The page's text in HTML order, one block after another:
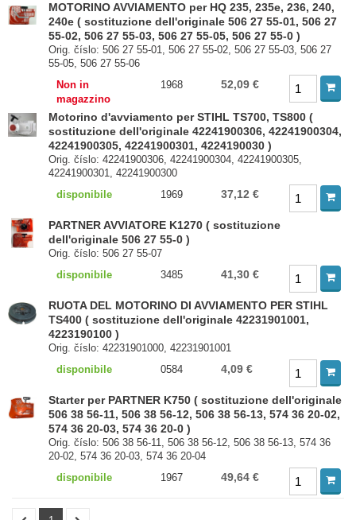
MOTORINO AVVIAMENTO per HQ 235, 235e, 236, 240,
240e ( sostituzione dell'originale 506 27 55-01, 506 27
55-02, 506 27 55-03, 506 27 55-05, 506 27 55-0 )
Orig. číslo: 506 27 55-01, 506 27 55-02, 506 27 55-03, 506 27
55-05, 506 27 55-06
Non in
magazzino
1968 52,09 €
Motorino d'avviamento per STIHL TS700, TS800 (
sostituzione dell'originale 42241900306, 42241900304,
42241900305, 42241900301, 4224190030 )
Orig. číslo: 42241900306, 42241900304, 42241900305,
42241900301, 42241900300
disponibile
1969 37,12 €
PARTNER AVVIATORE K1270 ( sostituzione
dell'originale 506 27 55-0 )
Orig. číslo: 506 27 55-07
disponibile
3485 41,30 €
RUOTA DEL MOTORINO DI AVVIAMENTO PER STIHL
TS400 ( sostituzione dell'originale 42231901001,
4223190100 )
Orig. číslo: 42231901000, 42231901001
disponibile
0584 4,09 €
Starter per PARTNER K750 ( sostituzione dell'originale
506 38 56-11, 506 38 56-12, 506 38 56-13, 574 36 20-02,
574 36 20-03, 574 36 20-0 )
Orig. číslo: 506 38 56-11, 506 38 56-12, 506 38 56-13, 574 36
20-02, 574 36 20-03, 574 36 20-04
disponibile
1967 49,64 €